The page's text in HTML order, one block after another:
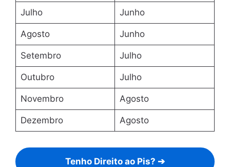
Julho Junho
Agosto Junho
Setembro Julho
Outubro Julho
Novembro Agosto
Dezembro Agosto
Tenho Direito ao Pis? ➔